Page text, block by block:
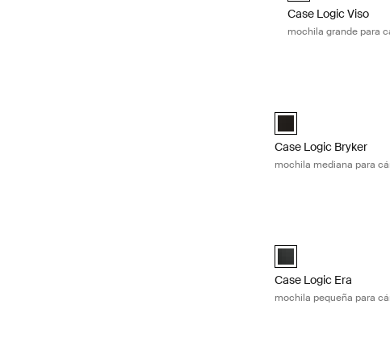
Case Logic Viso
mochila grande para
Case Logic Bryker
Case Logic Bryker
mochila mediana para
Case Logic Era Small
Case Logic Era
mochila pequeña para